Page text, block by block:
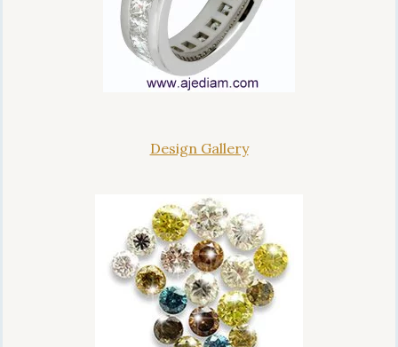
Design Gallery